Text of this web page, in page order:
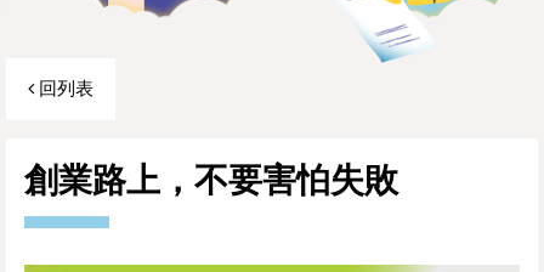
回列表
創業路上，不要害怕失敗